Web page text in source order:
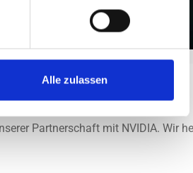
Alle zulassen
Partnerschaft mit NVIDIA. Wir